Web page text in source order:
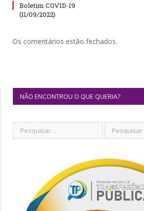
Boletim COVID-19
(11/09/2022)
Os comentários estão fechados.
NÃO ENCONTROU O QUE QUERIA?